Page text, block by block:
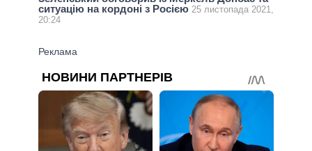
ситуацію на кордоні з Росією 25 листопада 2021,
20:24